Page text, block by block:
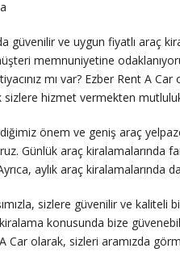
güvenilir ve uygun fiyatlı araç
memnuniyetine
mı var? Ezber Rent A
sizlere hizmet vermekten
önem ve geniş araç
Günlük araç kiralamalarında
aylık araç kiralamalarında
sizlere güvenilir ve
kiralama konusunda bize
Car olarak, sizleri aramızda